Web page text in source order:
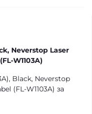
Neverstop Laser
W1103A)
Black, Neverstop
(FL-W1103A) за